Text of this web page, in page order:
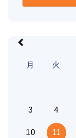
月 火
3 4
10 11